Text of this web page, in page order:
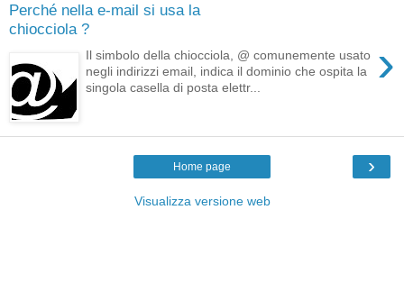
Perché nella e-mail si usa la
chiocciola ?
›
Il simbolo della chiocciola, @ comunemente usato
negli indirizzi email, indica il dominio che ospita la
singola casella di posta elettr...
›
Home page
Visualizza versione web